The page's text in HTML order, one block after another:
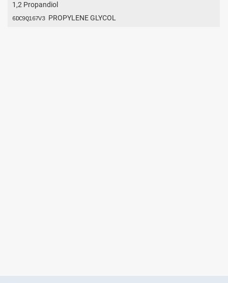
1,2 Propandiol
6DC9Q167V3 PROPYLENE GLYCOL